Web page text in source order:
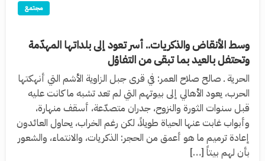
مجتمع
وسط الأنقاض والذكريات.. أسر تعود إلى بلداتها المهدّمة
وتحتفل بالعيد بما تبقى من التفاؤل
الحرية ـ صالح صلاح العمر: في قرى جبل الزاوية الأشم التي أنهكتها
الحرب، يعود الأهالي إلى بيوتهم التي لم تعد تشبه ما كانت عليه
قبل سنوات الثورة والنزوح، جدران متصدّعة، أسقف منهارة،
وأبواب غابت عنها الحياة طويلاً، لكن رغم الخراب، يحاول العائدون
إعادة ترميم ما هو أعمق من الحجر: الذكريات، والانتماء، والشعور
بأن لهم بيتاً […]